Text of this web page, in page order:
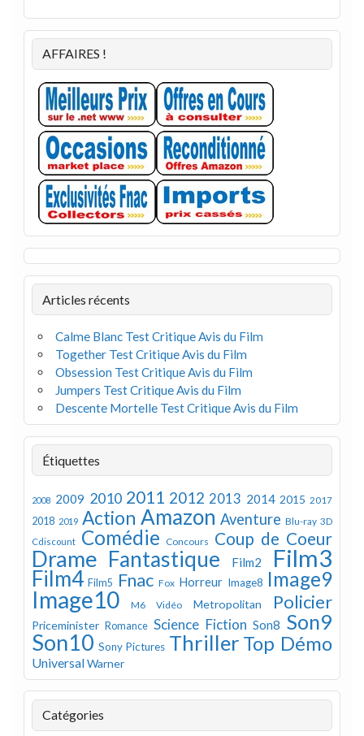
AFFAIRES !
Articles récents
Calme Blanc Test Critique Avis du Film
Together Test Critique Avis du Film
Obsession Test Critique Avis du Film
Jumpers Test Critique Avis du Film
Descente Mortelle Test Critique Avis du Film
Étiquettes
2008 2009 2010 2011 2012 2013 2014 2015 2017
2018 2019 Action Amazon Aventure Blu-ray 3D
Cdiscount Comédie Concours Coup de Coeur
Drame Fantastique Film2 Film3
Film4 Film5 Fnac Fox Horreur Image8 Image9
Image10 M6 Vidéo Metropolitan Policier
Priceminister Romance Science Fiction Son8 Son9
Son10 Sony Pictures Thriller Top Démo
UniversalWarner
Catégories